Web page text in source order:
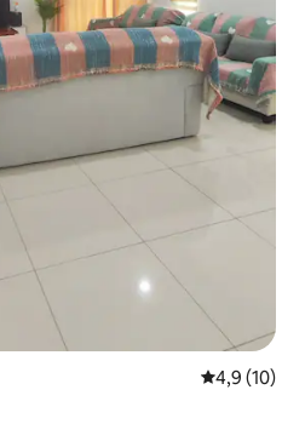
Évaluation
4,9 (10)